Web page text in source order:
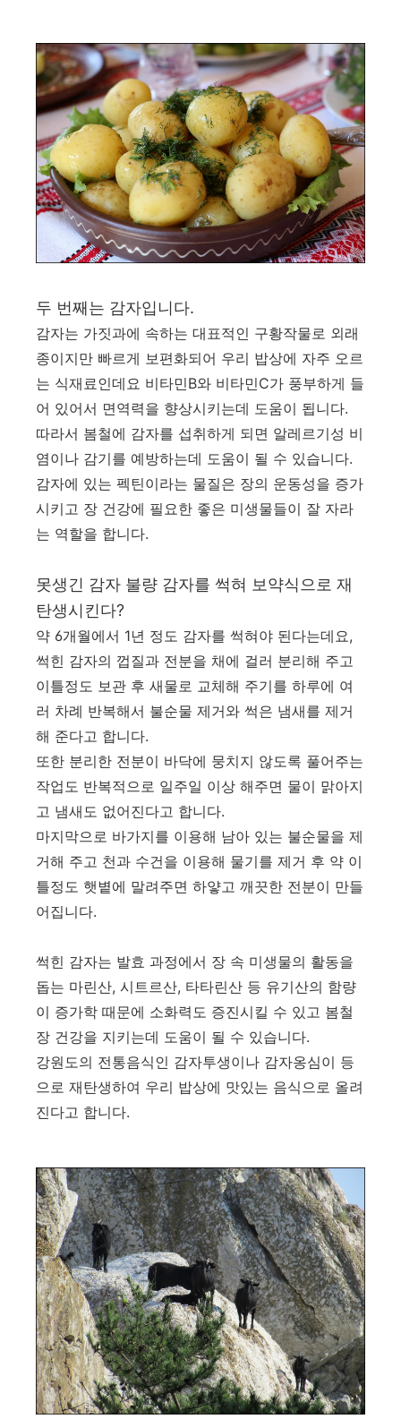
두 번째는 감자입니다.
감자는 가짓과에 속하는 대표적인 구황작물로 외래
종이지만 빠르게 보편화되어 우리 밥상에 자주 오르
는 식재료인데요 비타민B와 비타민C가 풍부하게 들
어 있어서 면역력을 향상시키는데 도움이 됩니다.
따라서 봄철에 감자를 섭취하게 되면 알레르기성 비
염이나 감기를 예방하는데 도움이 될 수 있습니다.
감자에 있는 펙틴이라는 물질은 장의 운동성을 증가
시키고 장 건강에 필요한 좋은 미생물들이 잘 자라
는 역할을 합니다.
못생긴 감자 불량 감자를 썩혀 보약식으로 재
탄생시킨다?
약 6개월에서 1년 정도 감자를 썩혀야 된다는데요,
썩힌 감자의 껍질과 전분을 채에 걸러 분리해 주고
이틀정도 보관 후 새물로 교체해 주기를 하루에 여
러 차례 반복해서 불순물 제거와 썩은 냄새를 제거
해 준다고 합니다.
또한 분리한 전분이 바닥에 뭉치지 않도록 풀어주는
작업도 반복적으로 일주일 이상 해주면 물이 맑아지
고 냄새도 없어진다고 합니다.
마지막으로 바가지를 이용해 남아 있는 불순물을 제
거해 주고 천과 수건을 이용해 물기를 제거 후 약 이
틀정도 햇볕에 말려주면 하얗고 깨끗한 전분이 만들
어집니다.
썩힌 감자는 발효 과정에서 장 속 미생물의 활동을
돕는 마린산, 시트르산, 타타린산 등 유기산의 함량
이 증가학 때문에 소화력도 증진시킬 수 있고 봄철
장 건강을 지키는데 도움이 될 수 있습니다.
강원도의 전통음식인 감자투생이나 감자옹심이 등
으로 재탄생하여 우리 밥상에 맛있는 음식으로 올려
진다고 합니다.